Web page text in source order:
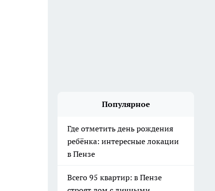
Популярное
Где отметить день рождения
ребёнка: интересные локации
в Пензе
Всего 95 квартир: в Пензе